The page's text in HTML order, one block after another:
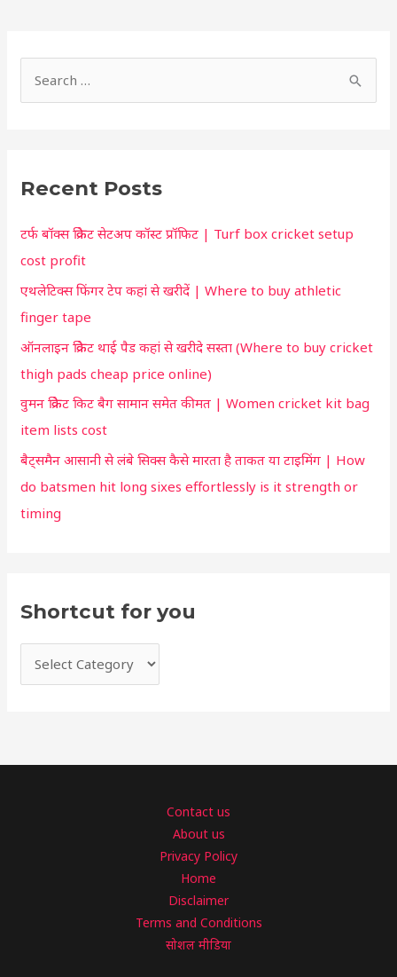
c
f
o
r
:
Recent Posts
टर्फ बॉक्स क्रिकेट सेटअप कॉस्ट प्रॉफिट | Turf box cricket setup
cost profit
एथलेटिक्स फिंगर टेप कहां से खरीदें | Where to buy athletic
finger tape
ऑनलाइन क्रिकेट थाई पैड कहां से खरीदे सस्ता (Where to buy cricket
thigh pads cheap price online)
वुमन क्रिकेट किट बैग सामान समेत कीमत | Women cricket kit bag
item lists cost
बैट्समैन आसानी से लंबे सिक्स कैसे मारता है ताकत या टाइमिंग | How
do batsmen hit long sixes effortlessly is it strength or
timing
Shortcut for you
t
f
o
r
Contact us
About us
Privacy Policy
Home
Disclaimer
Terms and Conditions
सोशल मीडिया